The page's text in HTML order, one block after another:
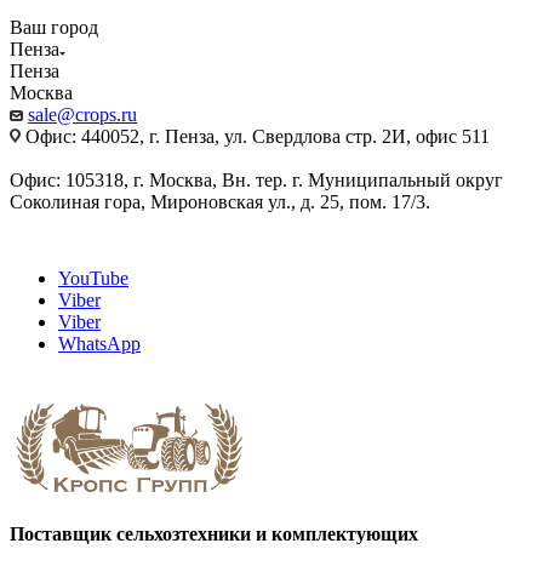
Ваш город
Пенза
Пенза
Москва
sale@crops.ru
Офис: 440052, г. Пенза, ул. Свердлова стр. 2И, офис 511
Офис: 105318, г. Москва, Вн. тер. г. Муниципальный округ
Соколиная гора, Мироновская ул., д. 25, пом. 17/3.
YouTube
Viber
Viber
WhatsApp
Поставщик сельхозтехники и комплектующих